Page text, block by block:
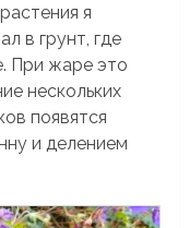
я
в грунт, где
При жаре это
нескольких
появятся
и делением